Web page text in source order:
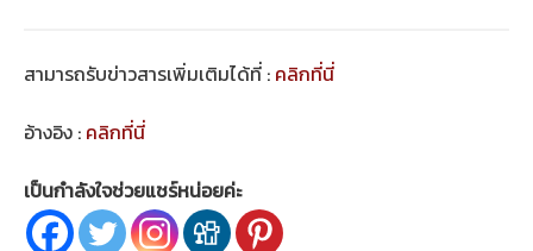
สามารถรับข่าวสารเพิ่มเติมได้ที่ : คลิกที่นี่
อ้างอิง : คลิกที่นี่
เป็นกำลังใจช่วยแชร์หน่อยค่ะ